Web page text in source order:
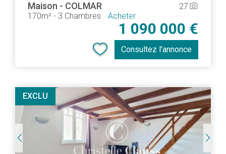
Maison - COLMAR
170m² - 3 Chambres Acheter
27 camera_alt
1 090 000 €
Consultez l’annonce
EXCLU